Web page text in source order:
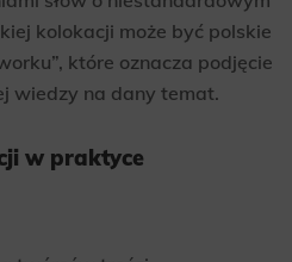
kolokacji może być polskie
które oznacza podjęcie
wiedzy na dany temat.
w praktyce